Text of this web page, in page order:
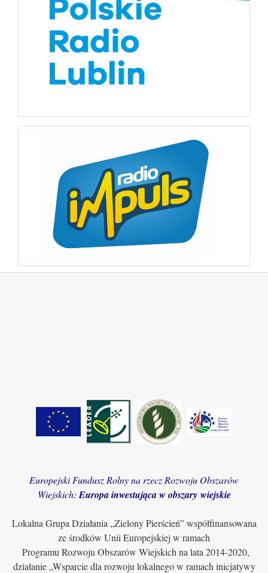
Europejski Fundusz Rolny na rzecz Rozwoju Obszarów
Wiejskich: Europa inwestująca w obszary wiejskie
Lokalna Grupa Działania „Zielony Pierścień” współfinansowana
ze środków Unii Europejskiej w ramach
Programu Rozwoju Obszarów Wiejskich na lata 2014-2020,
działanie „Wsparcie dla rozwoju lokalnego w ramach inicjatywy